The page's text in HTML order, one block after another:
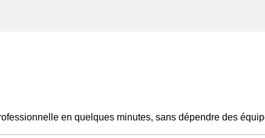
en quelques minutes, sans dépendre des